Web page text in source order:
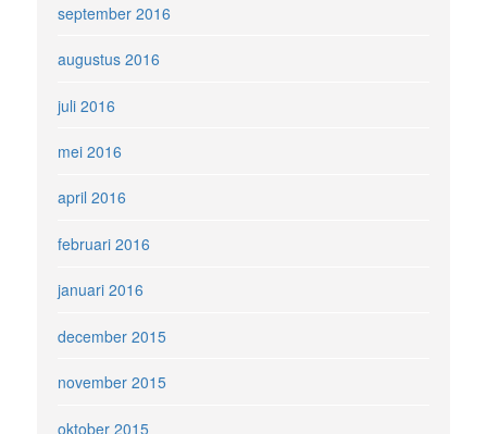
september 2016
augustus 2016
juli 2016
mei 2016
april 2016
februari 2016
januari 2016
december 2015
november 2015
oktober 2015